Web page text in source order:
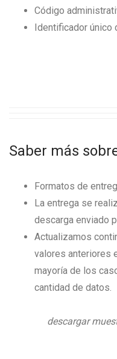
Código
Identificador único
Saber más
Formatos de
La entrega se
descarga enviado
Actualizamos
valores anteriores
mayoría de los
cantidad de datos.
descargar